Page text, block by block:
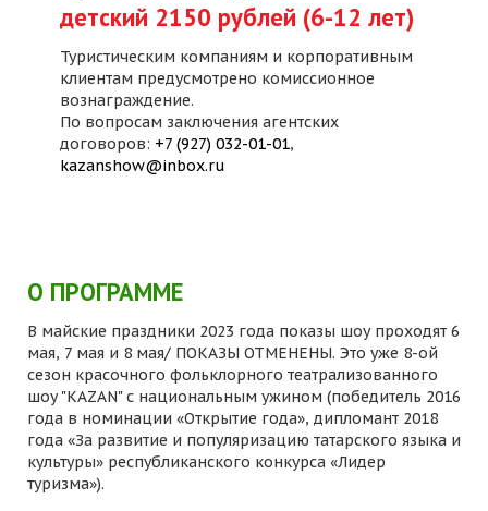
детский 2150 рублей (6-12 лет)
Туристическим компаниям и корпоративным
клиентам предусмотрено комиссионное
вознаграждение.
По вопросам заключения агентских
договоров: +7 (927) 032-01-01,
kazanshow@inbox.ru
О ПРОГРАММЕ
В майские праздники 2023 года показы шоу проходят 6
мая, 7 мая и 8 мая/ ПОКАЗЫ ОТМЕНЕНЫ. Это уже 8-ой
сезон красочного фольклорного театрализованного
шоу "KAZAN" с национальным ужином (победитель 2016
года в номинации «Открытие года», дипломант 2018
года «За развитие и популяризацию татарского языка и
культуры» республиканского конкурса «Лидер
туризма»).